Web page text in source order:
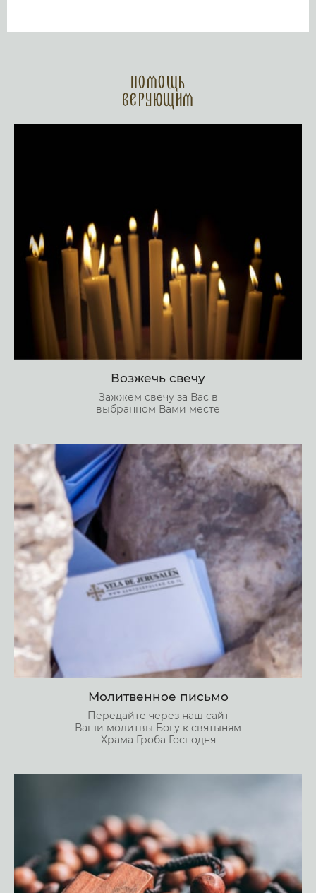
Помощь
верующим
Возжечь свечу
Зажжем свечу за Вас в
выбранном Вами месте
Молитвенное письмо
Передайте через наш сайт
Ваши молитвы Богу к святыням
Храма Гроба Господня